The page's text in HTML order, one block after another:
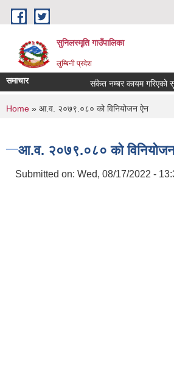
Skip to main content
सुनिलस्मृति गाउँपालिका
लुम्बिनी प्रदेश
समाचार संकेत नम्बर कायम गरिएको
You are here
Home » आ.व. २०७९.०८० को विनियोजन ऐन
आ.व. २०७९.०८० को
Submitted on: Wed, 08/17/2022 -